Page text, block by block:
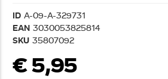
ID A-09-A-329731
EAN 3030053825814
SKU 35807092
€ 5,95